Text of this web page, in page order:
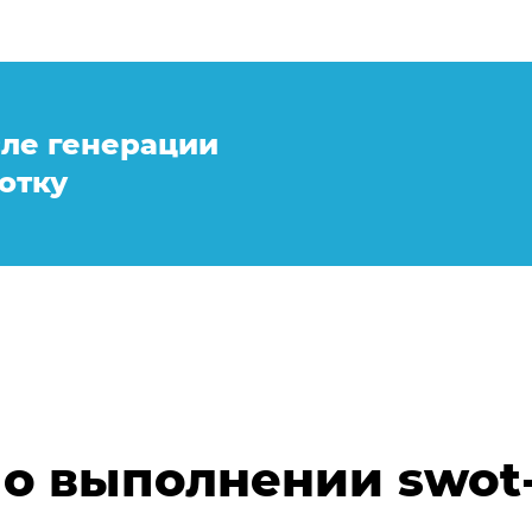
Анализ потребителей ИИ
генерации
выполнении